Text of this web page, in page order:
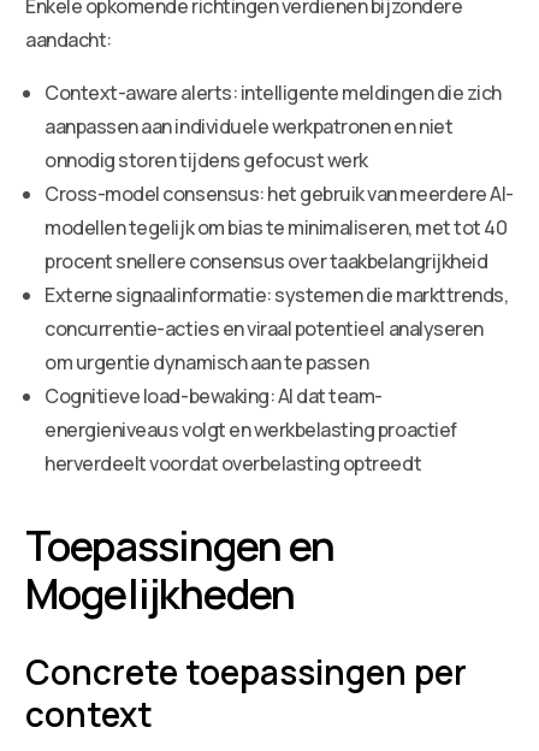
Enkele opkomende richtingen verdienen bijzondere
aandacht:
Context-aware alerts: intelligente meldingen die zich
aanpassen aan individuele werkpatronen en niet
onnodig storen tijdens gefocust werk
Cross-model consensus: het gebruik van meerdere AI-
modellen tegelijk om bias te minimaliseren, met tot 40
procent snellere consensus over taakbelangrijkheid
Externe signaalinformatie: systemen die markttrends,
concurrentie-acties en viraal potentieel analyseren
om urgentie dynamisch aan te passen
Cognitieve load-bewaking: AI dat team-
energieniveaus volgt en werkbelasting proactief
herverdeelt voordat overbelasting optreedt
Toepassingen en
Mogelijkheden
Concrete toepassingen per
context